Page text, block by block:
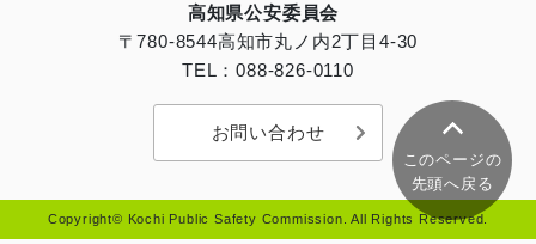
高知県公安委員会
〒780-8544高知市丸ノ内2丁目4-30
TEL：088-826-0110
お問い合わせ
Copyright© Kochi Public Safety Commission. All Rights Reserved.
このページの
先頭へ戻る